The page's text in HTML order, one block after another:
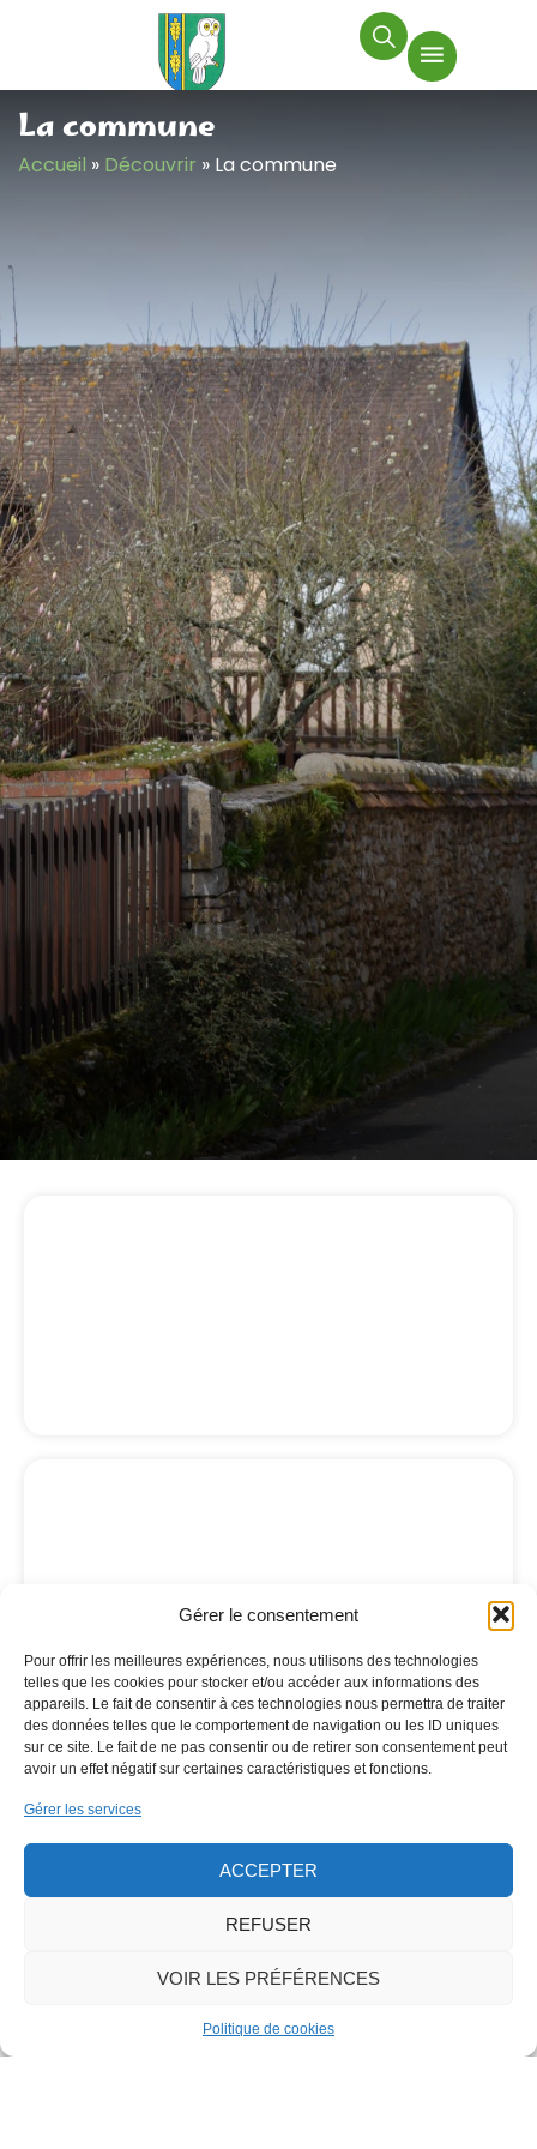
Gérer le consentement
Pour offrir les meilleures expériences, nous utilisons des technologies
telles que les cookies pour stocker et/ou accéder aux informations des
appareils. Le fait de consentir à ces technologies nous permettra de traiter
des données telles que le comportement de navigation ou les ID uniques
sur ce site. Le fait de ne pas consentir ou de retirer son consentement peut
avoir un effet négatif sur certaines caractéristiques et fonctions.
Gérer les services
ACCEPTER
REFUSER
VOIR LES PRÉFÉRENCES
Politique de cookies
La commune
Accueil » Découvrir » La commune
Mairie de Les Choux